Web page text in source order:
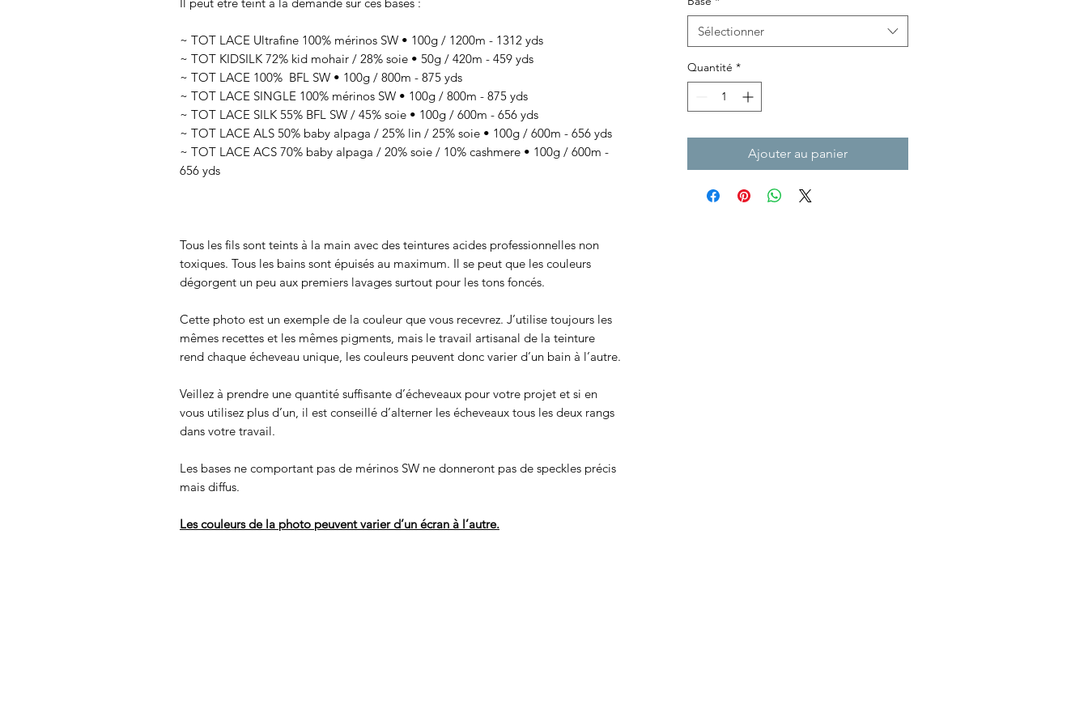
~ TOT LACE Ultrafine 100% mérinos SW • 100g / 1200m - 1312 yds
~ TOT KIDSILK 72% kid mohair / 28% soie • 50g / 420m - 459 yds
~ TOT LACE 100% BFL SW • 100g / 800m - 875 yds
~ TOT LACE SINGLE 100% mérinos SW • 100g / 800m - 875 yds
~ TOT LACE SILK 55% BFL SW / 45% soie • 100g / 600m - 656 yds
~ TOT LACE ALS 50% baby alpaga / 25% lin / 25% soie • 100g / 600m - 656 yds
~ TOT LACE ACS 70% baby alpaga / 20% soie / 10% cashmere • 100g / 600m -
656 yds
Tous les fils sont teints à la main avec des teintures acides professionnelles non
toxiques. Tous les bains sont épuisés au maximum. Il se peut que les couleurs
dégorgent un peu aux premiers lavages surtout pour les tons foncés.
Cette photo est un exemple de la couleur que vous recevrez. J’utilise toujours les
mêmes recettes et les mêmes pigments, mais le travail artisanal de la teinture
rend chaque écheveau unique, les couleurs peuvent donc varier d’un bain à l’autre.
Veillez à prendre une quantité suffisante d’écheveaux pour votre projet et si en
vous utilisez plus d’un, il est conseillé d’alterner les écheveaux tous les deux rangs
dans votre travail.
Les bases ne comportant pas de mérinos SW ne donneront pas de speckles précis
mais diffus.
Les couleurs de la photo peuvent varier d’un écran à l’autre.
Sélectionner
Quantité *
Ajouter au panier